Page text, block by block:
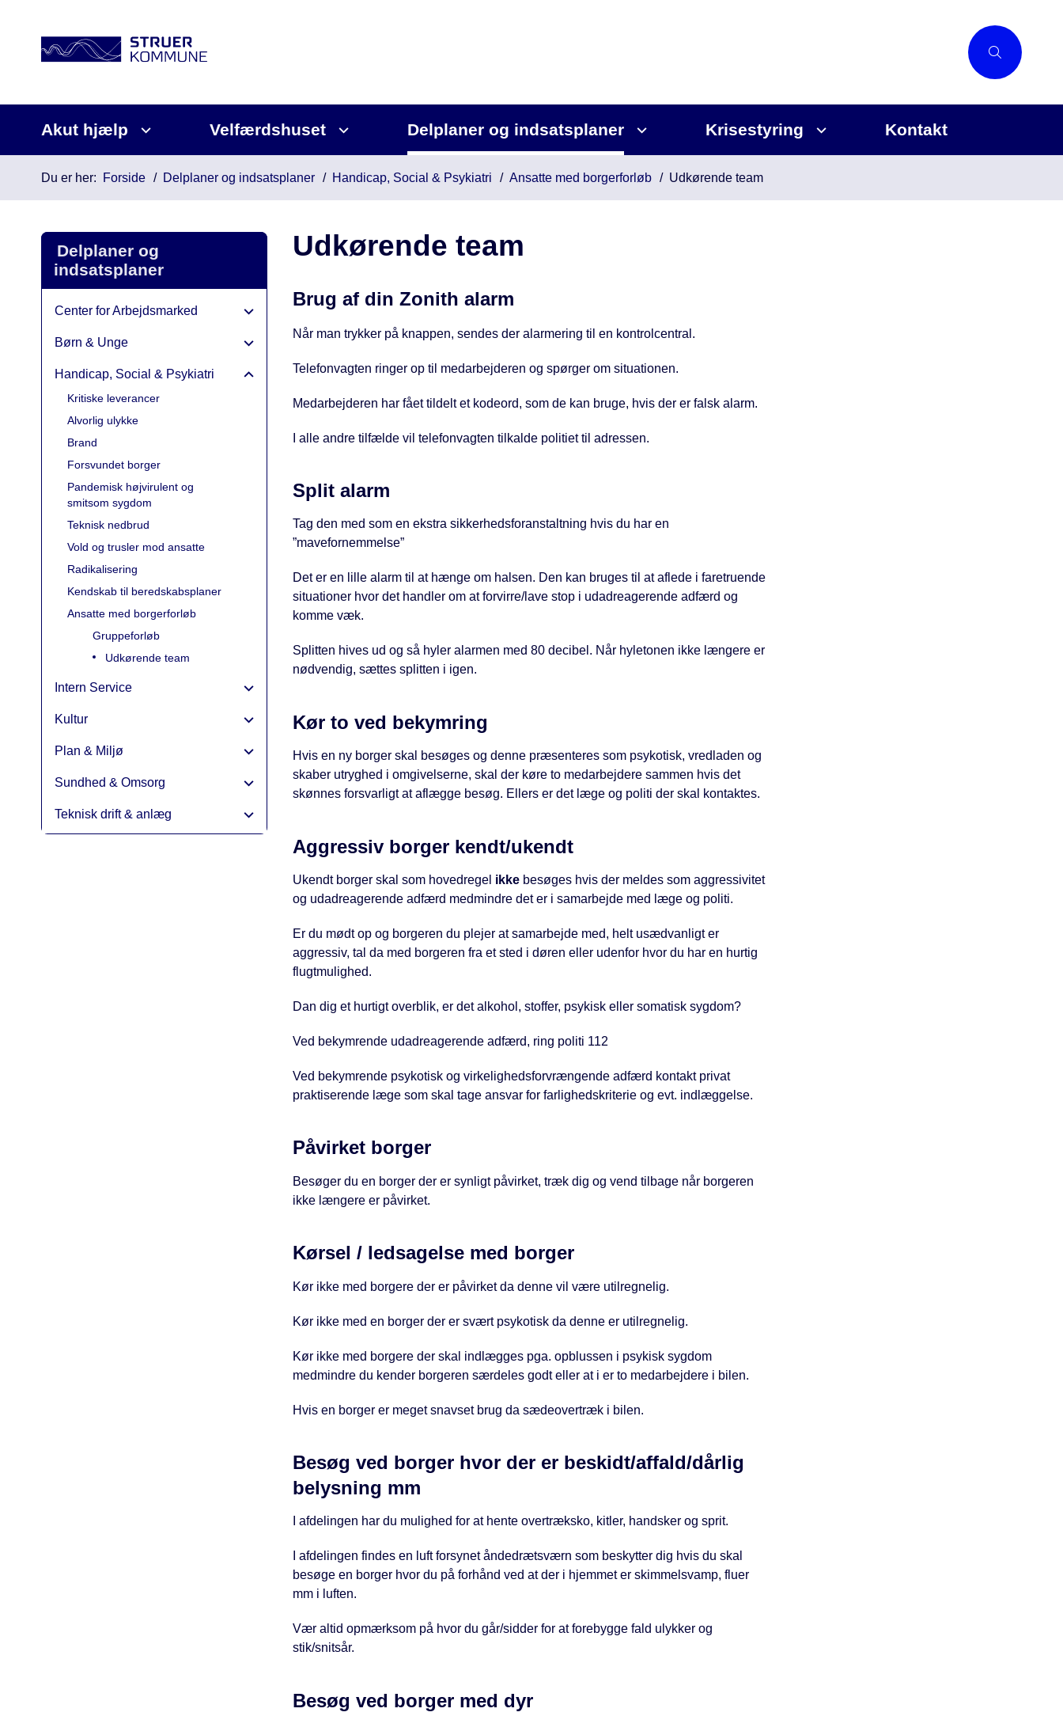
Akut hjælp Velfærdshuset Delplaner og indsatsplaner Krisestyring Kontakt
Du er her: Forside Delplaner og indsatsplaner Handicap, Social & Psykiatri Ansatte med borgerforløb Udkørende team
Delplaner og
indsatsplaner
Center for Arbejdsmarked
Børn & Unge
Handicap, Social & Psykiatri
Kritiske leverancer
Alvorlig ulykke
Brand
Forsvundet borger
Pandemisk højvirulent og
smitsom sygdom
Teknisk nedbrud
Vold og trusler mod ansatte
Radikalisering
Kendskab til beredskabsplaner
Ansatte med borgerforløb
Gruppeforløb
Udkørende team
Intern Service
Kultur
Plan & Miljø
Sundhed & Omsorg
Teknisk drift & anlæg
Udkørende team
Brug af din Zonith alarm
Når man trykker på knappen, sendes der alarmering til en kontrolcentral.
Telefonvagten ringer op til medarbejderen og spørger om situationen.
Medarbejderen har fået tildelt et kodeord, som de kan bruge, hvis der er falsk alarm.
I alle andre tilfælde vil telefonvagten tilkalde politiet til adressen.
Split alarm
Tag den med som en ekstra sikkerhedsforanstaltning hvis du har en
”mavefornemmelse”
Det er en lille alarm til at hænge om halsen. Den kan bruges til at aflede i faretruende
situationer hvor det handler om at forvirre/lave stop i udadreagerende adfærd og
komme væk.
Splitten hives ud og så hyler alarmen med 80 decibel. Når hyletonen ikke længere er
nødvendig, sættes splitten i igen.
Kør to ved bekymring
Hvis en ny borger skal besøges og denne præsenteres som psykotisk, vredladen og
skaber utryghed i omgivelserne, skal der køre to medarbejdere sammen hvis det
skønnes forsvarligt at aflægge besøg. Ellers er det læge og politi der skal kontaktes.
Aggressiv borger kendt/ukendt
Ukendt borger skal som hovedregel ikke besøges hvis der meldes som aggressivitet
og udadreagerende adfærd medmindre det er i samarbejde med læge og politi.
Er du mødt op og borgeren du plejer at samarbejde med, helt usædvanligt er
aggressiv, tal da med borgeren fra et sted i døren eller udenfor hvor du har en hurtig
flugtmulighed.
Dan dig et hurtigt overblik, er det alkohol, stoffer, psykisk eller somatisk sygdom?
Ved bekymrende udadreagerende adfærd, ring politi 112
Ved bekymrende psykotisk og virkelighedsforvrængende adfærd kontakt privat
praktiserende læge som skal tage ansvar for farlighedskriterie og evt. indlæggelse.
Påvirket borger
Besøger du en borger der er synligt påvirket, træk dig og vend tilbage når borgeren
ikke længere er påvirket.
Kørsel / ledsagelse med borger
Kør ikke med borgere der er påvirket da denne vil være utilregnelig.
Kør ikke med en borger der er svært psykotisk da denne er utilregnelig.
Kør ikke med borgere der skal indlægges pga. opblussen i psykisk sygdom
medmindre du kender borgeren særdeles godt eller at i er to medarbejdere i bilen.
Hvis en borger er meget snavset brug da sædeovertræk i bilen.
Besøg ved borger hvor der er beskidt/affald/dårlig
belysning mm
I afdelingen har du mulighed for at hente overtræksko, kitler, handsker og sprit.
I afdelingen findes en luft forsynet åndedrætsværn som beskytter dig hvis du skal
besøge en borger hvor du på forhånd ved at der i hjemmet er skimmelsvamp, fluer
mm i luften.
Vær altid opmærksom på hvor du går/sidder for at forebygge fald ulykker og
stik/snitsår.
Besøg ved borger med dyr